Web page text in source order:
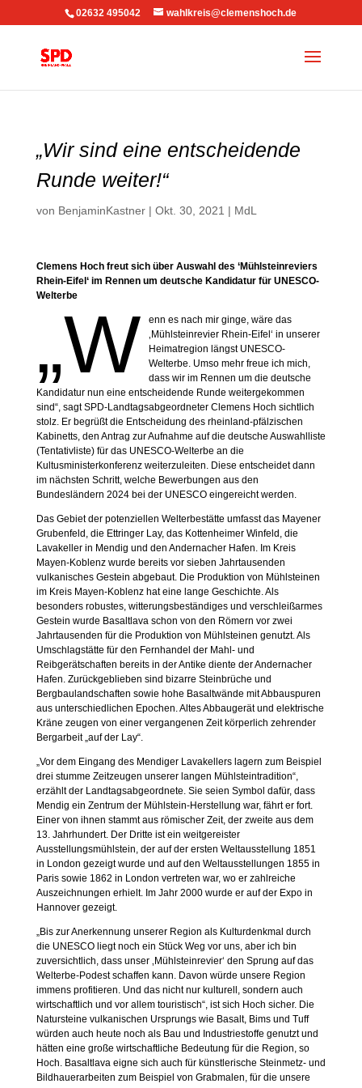
02632 495042 wahlkreis@clemenshoch.de
„Wir sind eine entscheidende
Runde weiter!“
von BenjaminKastner| Okt. 30, 2021 | MdL
Clemens Hoch freut sich über Auswahl des ‘Mühlsteinreviers
Rhein-Eifel‘ im Rennen um deutsche Kandidatur für UNESCO-
Welterbe
„W
enn es nach mir ginge, wäre das
‚Mühlsteinrevier Rhein-Eifel‘ in unserer
Heimatregion längst UNESCO-
Welterbe. Umso mehr freue ich mich,
dass wir im Rennen um die deutsche
Kandidatur nun eine entscheidende Runde weitergekommen
sind“, sagt SPD-Landtagsabgeordneter Clemens Hoch sichtlich
stolz. Er begrüßt die Entscheidung des rheinland-pfälzischen
Kabinetts, den Antrag zur Aufnahme auf die deutsche Auswahlliste
(Tentativliste) für das UNESCO-Welterbe an die
Kultusministerkonferenz weiterzuleiten. Diese entscheidet dann
im nächsten Schritt, welche Bewerbungen aus den
Bundesländern 2024 bei der UNESCO eingereicht werden.
Das Gebiet der potenziellen Welterbestätte umfasst das Mayener
Grubenfeld, die Ettringer Lay, das Kottenheimer Winfeld, die
Lavakeller in Mendig und den Andernacher Hafen. Im Kreis
Mayen-Koblenz wurde bereits vor sieben Jahrtausenden
vulkanisches Gestein abgebaut. Die Produktion von Mühlsteinen
im Kreis Mayen-Koblenz hat eine lange Geschichte. Als
besonders robustes, witterungsbeständiges und verschleißarmes
Gestein wurde Basaltlava schon von den Römern vor zwei
Jahrtausenden für die Produktion von Mühlsteinen genutzt. Als
Umschlagstätte für den Fernhandel der Mahl- und
Reibgerätschaften bereits in der Antike diente der Andernacher
Hafen. Zurückgeblieben sind bizarre Steinbrüche und
Bergbaulandschaften sowie hohe Basaltwände mit Abbauspuren
aus unterschiedlichen Epochen. Altes Abbaugerät und elektrische
Kräne zeugen von einer vergangenen Zeit körperlich zehrender
Bergarbeit „auf der Lay“.
„Vor dem Eingang des Mendiger Lavakellers lagern zum Beispiel
drei stumme Zeitzeugen unserer langen Mühlsteintradition“,
erzählt der Landtagsabgeordnete. Sie seien Symbol dafür, dass
Mendig ein Zentrum der Mühlstein-Herstellung war, fährt er fort.
Einer von ihnen stammt aus römischer Zeit, der zweite aus dem
13. Jahrhundert. Der Dritte ist ein weitgereister
Ausstellungsmühlstein, der auf der ersten Weltausstellung 1851
in London gezeigt wurde und auf den Weltausstellungen 1855 in
Paris sowie 1862 in London vertreten war, wo er zahlreiche
Auszeichnungen erhielt. Im Jahr 2000 wurde er auf der Expo in
Hannover gezeigt.
„Bis zur Anerkennung unserer Region als Kulturdenkmal durch
die UNESCO liegt noch ein Stück Weg vor uns, aber ich bin
zuversichtlich, dass unser ‚Mühlsteinrevier‘ den Sprung auf das
Welterbe-Podest schaffen kann. Davon würde unsere Region
immens profitieren. Und das nicht nur kulturell, sondern auch
wirtschaftlich und vor allem touristisch“, ist sich Hoch sicher. Die
Natursteine vulkanischen Ursprungs wie Basalt, Bims und Tuff
würden auch heute noch als Bau und Industriestoffe genutzt und
hätten eine große wirtschaftliche Bedeutung für die Region, so
Hoch. Basaltlava eigne sich auch für künstlerische Steinmetz- und
Bildhauerarbeiten zum Beispiel von Grabmalen, für die unsere